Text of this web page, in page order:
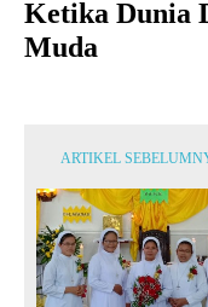
Ketika Dunia
Muda
ARTIKEL